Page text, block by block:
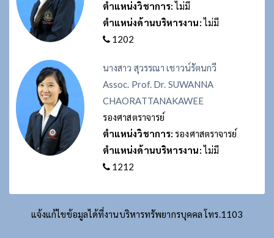
ตำแหน่งวิชาการ:ไม่มี
ตำแหน่งด้านบริหารงาน:ไม่มี
1202
นางสาว สุวรรณา เชาวน์รัตนกวี
Assoc. Prof. Dr. SUWANNA
CHAORATTANAKAWEE
รองศาสตราจารย์
ตำแหน่งวิชาการ: รองศาสตราจารย์
ตำแหน่งด้านบริหารงาน:ไม่มี
1212
แจ้งแก้ไขข้อมูลได้ที่งานบริหารทรัพยากรบุคคล โทร.1103